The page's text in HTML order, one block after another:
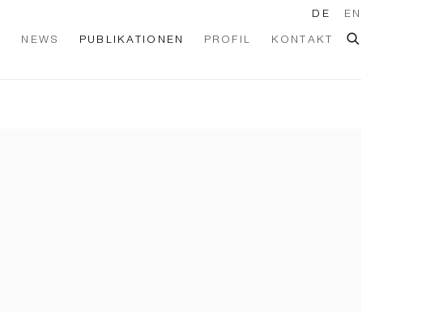
NEWS PUBLIKATIONEN PROFIL KONTAKT
DE EN